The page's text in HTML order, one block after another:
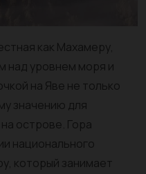
как Махамеру,
над уровнем моря и
на Яве не только
значению для
острове. Гора
национального
который занимает